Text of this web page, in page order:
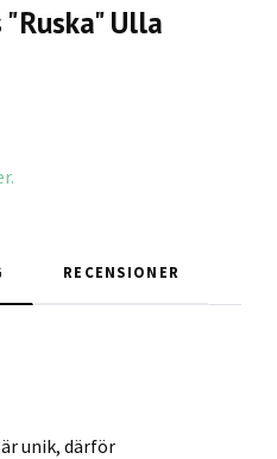
Ulla
RECENSIONER
unik, därför